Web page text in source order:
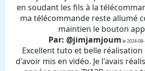
en soudant les fils à la
ma télécommande reste allumé
maintien le bouton
Par: @jimjamjoum le 2024-
Excellent tuto et belle
d'avoir mis en vidéo. Je l'avais